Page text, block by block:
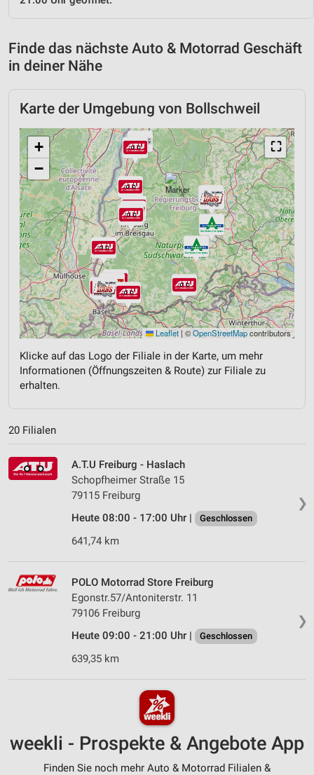
Finde das nächste Auto & Motorrad Geschäft
in deiner Nähe
Karte der Umgebung von Bollschweil
⛶
+
−
Leaflet |©OpenStreetMapcontributors
Klicke auf das Logo der Filiale in der Karte, um mehr
Informationen (Öffnungszeiten & Route) zur Filiale zu
erhalten.
20 Filialen
❯
A.T.U Freiburg - Haslach
Schopfheimer Straße 15
79115 Freiburg
Heute 08:00 - 17:00 Uhr |
Geschlossen
641,74 km
❯
POLO Motorrad Store Freiburg
Egonstr.57/Antoniterstr. 11
79106 Freiburg
Heute 09:00 - 21:00 Uhr |
Geschlossen
639,35 km
weekli - Prospekte & Angebote App
Finden Sie noch mehr Auto & Motorrad Filialen &